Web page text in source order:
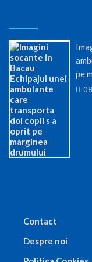
pe
Contact
Despre noi